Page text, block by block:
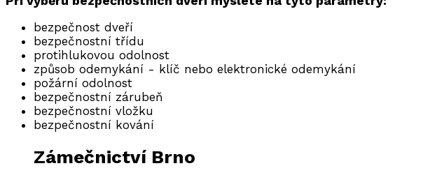
bezpečnost dveří
bezpečnostní třídu
protihlukovou odolnost
způsob odemykání - klíč nebo elektronické odemykání
požární odolnost
bezpečnostní zárubeň
bezpečnostní vložku
bezpečnostní kování
Zámečnictví Brno